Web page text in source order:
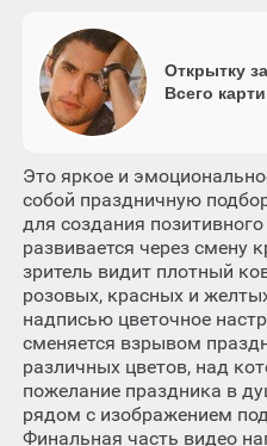
Открытку
Всего
Это яркое и
собой праздничную
для создания
развивается через смену
зритель видит плотный
розовых, красных и
надписью цветочное
сменяется взрывом
различных цветов, над
пожелание праздника в
рядом с изображением
Финальная часть видео